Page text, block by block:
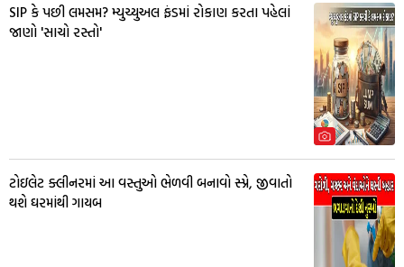
SIP કે પછી લમસમ? મ્યુચ્યુઅલ ફંડમાં રોકાણ કરતા પહેલાં
જાણો 'સાચો રસ્તો'
ટોઇલેટ ક્લીનરમાં આ વસ્તુઓ ભેળવી બનાવો સ્પ્રે, જીવાતો
થશે ઘરમાંથી ગાયબ